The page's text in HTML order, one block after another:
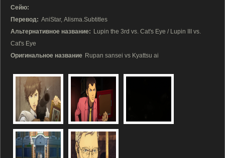
Сейю:
Перевод: AniStar, Alisma.Subtitles
Альтернативное название: Lupin the 3rd vs. Cat's Eye / Lupin III vs.
Cat's Eye
Оригинальное название Rupan sansei vs Kyattsu ai